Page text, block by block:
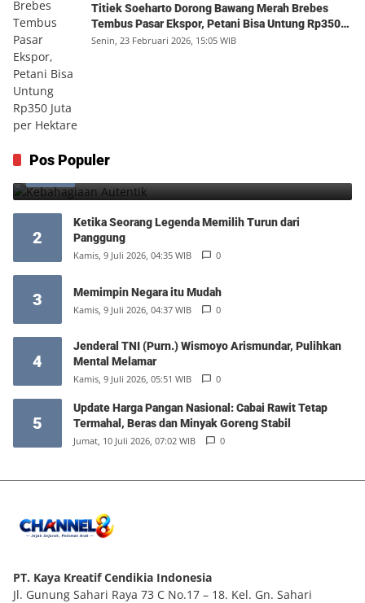
Titiek Soeharto Dorong Bawang Merah Brebes
Tembus Pasar Ekspor, Petani Bisa Untung Rp350
Juta per Hektare
Senin, 23 Februari 2026, 15:05 WIB
Pos Populer
1 Kebahagiaan Autentik
2
Ketika Seorang Legenda Memilih Turun dari
Panggung
Kamis, 9 Juli 2026, 04:35 WIB 0
3 Memimpin Negara itu Mudah
Kamis, 9 Juli 2026, 04:37 WIB 0
4
Jenderal TNI (Purn.) Wismoyo Arismundar, Pulihkan
Mental Melamar
Kamis, 9 Juli 2026, 05:51 WIB 0
5
Update Harga Pangan Nasional: Cabai Rawit Tetap
Termahal, Beras dan Minyak Goreng Stabil
Jumat, 10 Juli 2026, 07:02 WIB 0
PT. Kaya Kreatif Cendikia Indonesia
Jl. Gunung Sahari Raya 73 C No.17 – 18. Kel. Gn. Sahari